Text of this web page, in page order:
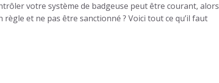
votre système de badgeuse peut être courant, alors
et ne pas être sanctionné ? Voici tout ce qu’il faut